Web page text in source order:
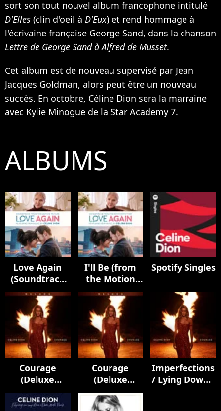
sort son tout nouvel album francophone intitulé
D'Elles (clin d'oeil à D'Eux) et rend hommage à
l'écrivaine française George Sand, dans la chanson
Lettre de George Sand à Alfred de Musset.
Cet album est de nouveau supervisé par Jean
Jacques Goldman, alors peut être un nouveau
succès. En octobre, Céline Dion sera la marraine
avec Kylie Minogue de la Star Academy 7.
ALBUMS
Love Again
(Soundtrack
from the
Motion
Picture)
I'll Be (from
the Motion
Picture
Soundtrack
Love Again)
Spotify Singles
Courage
(Deluxe
Edition)
Courage
(Deluxe
Edition)
Imperfections
/ Lying Down /